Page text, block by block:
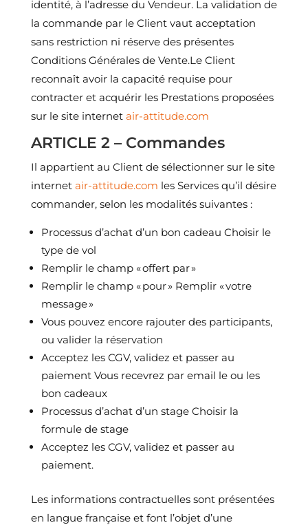
identité, à l’adresse du Vendeur. La validation de
la commande par le Client vaut acceptation
sans restriction ni réserve des présentes
Conditions Générales de Vente.Le Client
reconnaît avoir la capacité requise pour
contracter et acquérir les Prestations proposées
sur le site internet air-attitude.com
ARTICLE 2 – Commandes
Il appartient au Client de sélectionner sur le site
internet air-attitude.com les Services qu’il désire
commander, selon les modalités suivantes :
Processus d’achat d’un bon cadeau Choisir le
type de vol
Remplir le champ « offert par »
Remplir le champ « pour » Remplir « votre
message »
Vous pouvez encore rajouter des participants,
ou valider la réservation
Acceptez les CGV, validez et passer au
paiement Vous recevrez par email le ou les
bon cadeaux
Processus d’achat d’un stage Choisir la
formule de stage
Acceptez les CGV, validez et passer au
paiement.
Les informations contractuelles sont présentées
en langue française et font l’objet d’une